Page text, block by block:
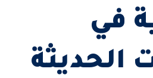
في
الحديثة